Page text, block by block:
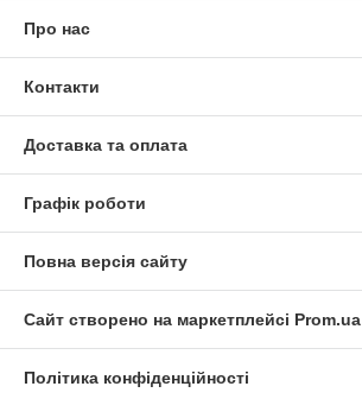
Про нас
Контакти
Доставка та оплата
Графік роботи
Повна версія сайту
Сайт створено на маркетплейсі Prom.ua
Політика конфіденційності